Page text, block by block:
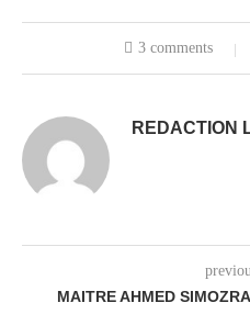
3 comments
REDACTION
MAITRE AHMED